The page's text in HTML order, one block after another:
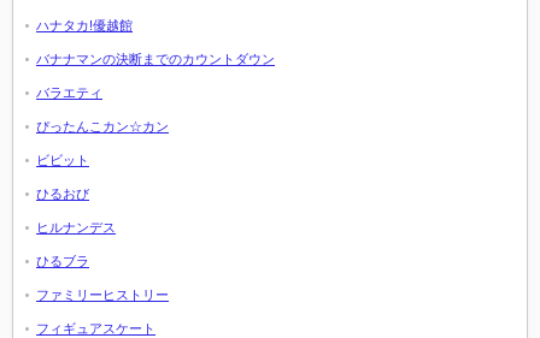
ハナタカ!優越館
バナナマンの決断までのカウントダウン
バラエティ
ぴったんこカン☆カン
ビビット
ひるおび
ヒルナンデス
ひるブラ
ファミリーヒストリー
フィギュアスケート